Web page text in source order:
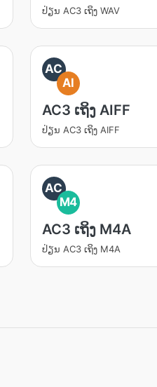
ປ່ຽນ​ AC3 ເຖິງ WAV
AC
AI
AC3 ເຖິງ AIFF
ປ່ຽນ​ AC3 ເຖິງ AIFF
AC
M4
AC3 ເຖິງ M4A
ປ່ຽນ​ AC3 ເຖິງ M4A